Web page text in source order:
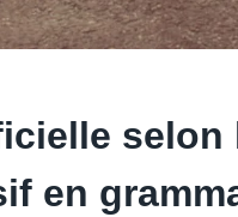
selon
en